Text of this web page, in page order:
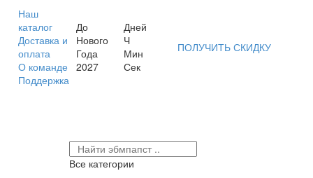
Наш
каталог
Доставка и
оплата
О команде
Поддержка
До
Нового
Года
2027
Дней
Ч
Мин
Сек
ПОЛУЧИТЬ СКИДКУ
Все категории